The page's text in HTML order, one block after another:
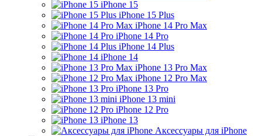
iPhone 15
iPhone 15 Plus
iPhone 14 Pro Max
iPhone 14 Pro
iPhone 14 Plus
iPhone 14
iPhone 13 Pro Max
iPhone 12 Pro Max
iPhone 13 Pro
iPhone 13 mini
iPhone 12 Pro
iPhone 13
Аксессуары для iPhone